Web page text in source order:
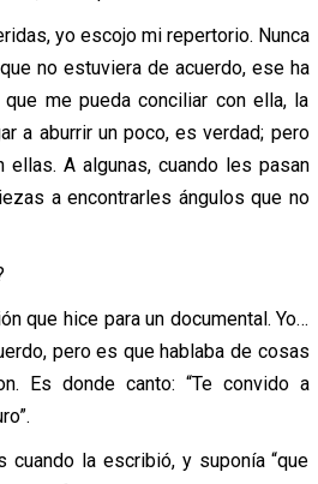
yo escojo mi repertorio. Nunca
no estuviera de acuerdo, ese ha
me pueda conciliar con ella, la
a aburrir un poco, es verdad; pero
A algunas, cuando les pasan
a encontrarles ángulos que no
que hice para un documental. Yo…
pero es que hablaba de cosas
Es donde canto: “Te convido a
la escribió, y suponía “que